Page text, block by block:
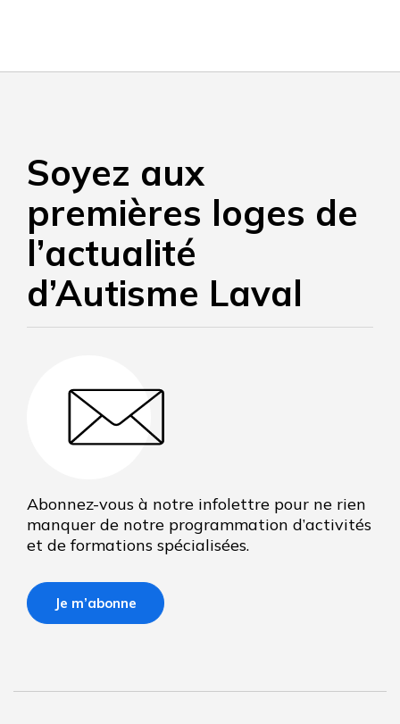
Soyez aux
premières loges de
l’actualité
d’Autisme Laval
Abonnez-vous à notre infolettre pour ne rien
manquer de notre programmation d’activités
et de formations spécialisées.
Je m’abonne